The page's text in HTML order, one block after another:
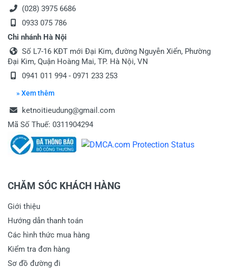
(028) 3975 6686
0933 075 786
Chi nhánh Hà Nội
Số L7-16 KĐT mới Đại Kim, đường Nguyễn Xiển, Phường
Đại Kim, Quận Hoàng Mai, TP. Hà Nội, VN
0941 011 994 - 0971 233 253
» Xem thêm
ketnoitieudung@gmail.com
Mã Số Thuế: 0311904294
CHĂM SÓC KHÁCH HÀNG
Giới thiệu
Hướng dẫn thanh toán
Các hình thức mua hàng
Kiểm tra đơn hàng
Sơ đồ đường đi